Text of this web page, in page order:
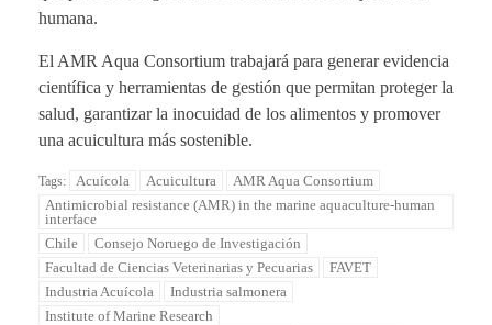
humana.
El AMR Aqua Consortium trabajará para generar evidencia
científica y herramientas de gestión que permitan proteger la
salud, garantizar la inocuidad de los alimentos y promover
una acuicultura más sostenible.
Tags: Acuícola Acuicultura
AMR Aqua Consortium
Antimicrobial resistance (AMR) in the marine aquaculture-human
interface
Chile
Consejo Noruego de Investigación
Facultad de Ciencias Veterinarias y Pecuarias
FAVET
Industria Acuícola
Industria salmonera
Institute of Marine Research